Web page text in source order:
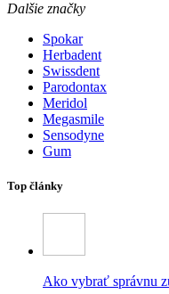
Dalšie značky
Spokar
Herbadent
Swissdent
Parodontax
Meridol
Megasmile
Sensodyne
Gum
Top články
Ako vybrať správnu